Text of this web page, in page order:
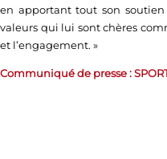
en apportant tout son soutien
valeurs qui lui sont chères
et l’engagement. »
Communiqué de presse :